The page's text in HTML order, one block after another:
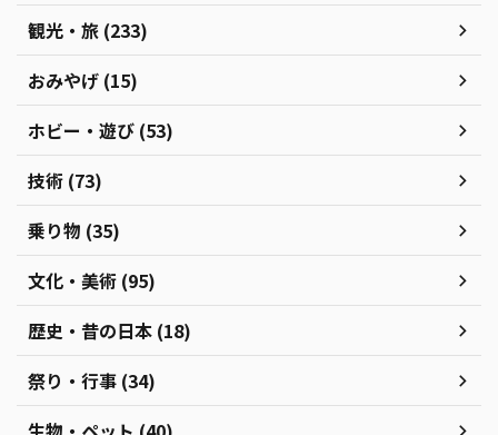
観光・旅 (233)
おみやげ (15)
ホビー・遊び (53)
技術 (73)
乗り物 (35)
文化・美術 (95)
歴史・昔の日本 (18)
祭り・行事 (34)